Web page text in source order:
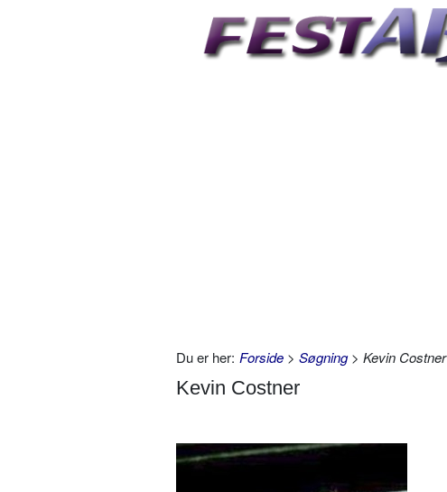
Du er her: Forside > Søgning> Kevin Costner
Kevin Costner